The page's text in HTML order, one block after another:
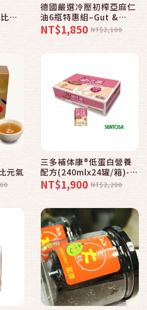
元
德國嚴選冷壓初榨亞麻仁
油6瓶特惠組–Gut &
Gerne 智慧有機體
NT$1,850 NT$2,100
元氣
三多補体康®低蛋白營養
配方(240mlx24罐/箱)-波
比元氣
NT$1,900 NT$2,200